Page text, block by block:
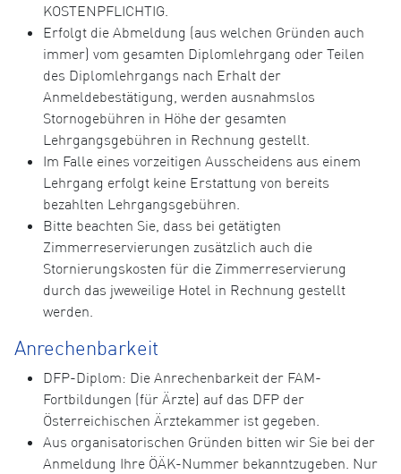
KOSTENPFLICHTIG.
Erfolgt die Abmeldung (aus welchen Gründen auch
immer) vom gesamten Diplomlehrgang oder Teilen
des Diplomlehrgangs nach Erhalt der
Anmeldebestätigung, werden ausnahmslos
Stornogebühren in Höhe der gesamten
Lehrgangsgebühren in Rechnung gestellt.
Im Falle eines vorzeitigen Ausscheidens aus einem
Lehrgang erfolgt keine Erstattung von bereits
bezahlten Lehrgangsgebühren.
Bitte beachten Sie, dass bei getätigten
Zimmerreservierungen zusätzlich auch die
Stornierungskosten für die Zimmerreservierung
durch das jweweilige Hotel in Rechnung gestellt
werden.
Anrechenbarkeit
DFP-Diplom: Die Anrechenbarkeit der FAM-
Fortbildungen (für Ärzte) auf das DFP der
Österreichischen Ärztekammer ist gegeben.
Aus organisatorischen Gründen bitten wir Sie bei der
Anmeldung Ihre ÖÄK-Nummer bekanntzugeben. Nur